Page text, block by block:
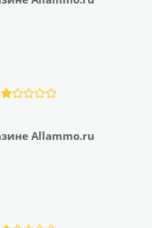
Allammo.ru